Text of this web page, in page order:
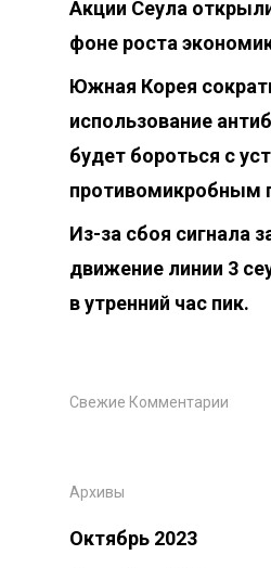
Акции Сеула
фоне роста
Южная Корея
использование
будет бороться с
противомикробным
Из-за сбоя сигнала
движение линии 3
в утренний час пик.
Свежие Комментарии
Архивы
Октябрь 2023